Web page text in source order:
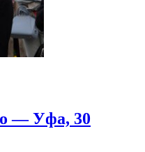
— Уфа, 30